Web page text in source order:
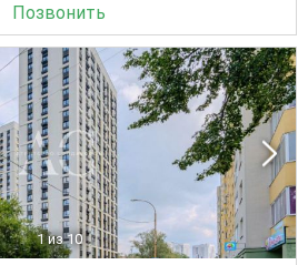
Позвонить
1 из 10